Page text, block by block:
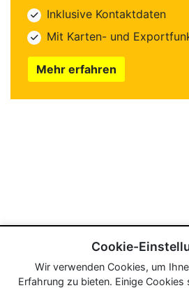
Inklusive Kontaktdaten
Mit Karten- und
Mehr erfahren
Cookie-
Wir verwenden Cookies, um
Erfahrung zu bieten. Einige